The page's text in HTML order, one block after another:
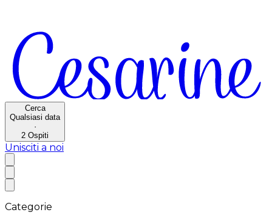
Cerca
Qualsiasi data
·
2 Ospiti
Unisciti a noi
Categorie